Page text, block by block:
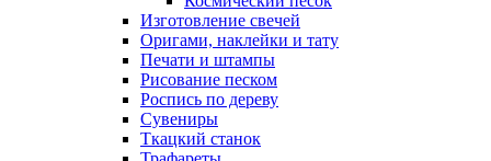
Изготовление свечей
Оригами, наклейки и тату
Печати и штампы
Рисование песком
Роспись по дереву
Сувениры
Ткацкий станок